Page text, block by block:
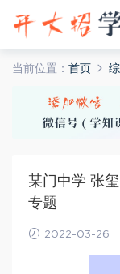
当前位置： 首页
某门中学 张
专题
2022-03-26